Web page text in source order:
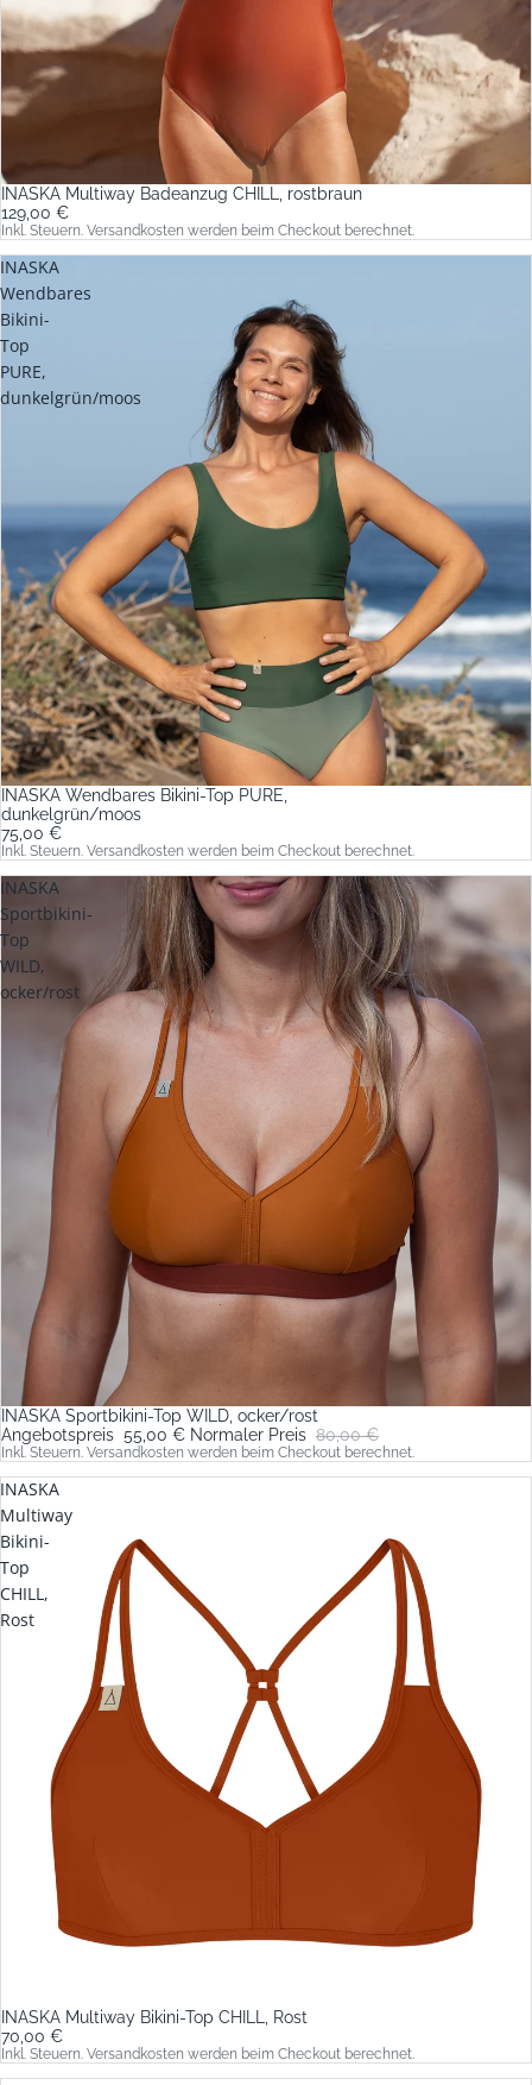
INASKA Multiway Badeanzug CHILL, rostbraun
129,00 €
Inkl. Steuern. Versandkosten werden beim Checkout berechnet.
INASKA
Wendbares
Bikini-
Top
PURE,
dunkelgrün/moos
INASKA Wendbares Bikini-Top PURE,
dunkelgrün/moos
75,00 €
Inkl. Steuern. Versandkosten werden beim Checkout berechnet.
INASKA
Sportbikini-
Top
WILD,
ocker/rost
Sale
INASKA Sportbikini-Top WILD, ocker/rost
Angebotspreis 55,00 € Normaler Preis 80,00 €
Inkl. Steuern. Versandkosten werden beim Checkout berechnet.
INASKA
Multiway
Bikini-
Top
CHILL,
Rost
INASKA Multiway Bikini-Top CHILL, Rost
70,00 €
Inkl. Steuern. Versandkosten werden beim Checkout berechnet.